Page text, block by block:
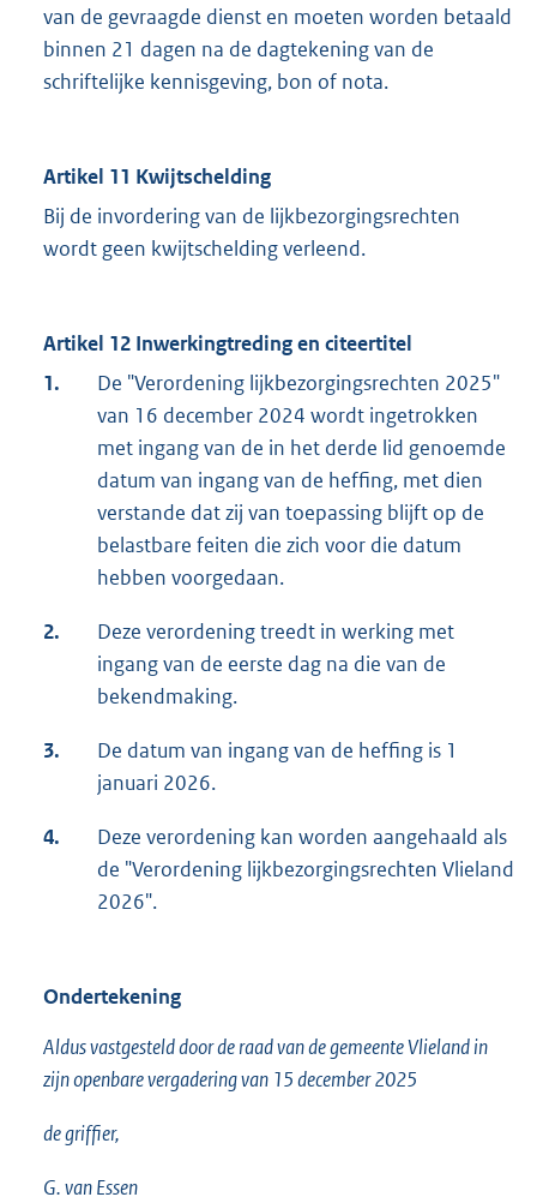
van de gevraagde dienst en moeten worden betaald
binnen 21 dagen na de dagtekening van de
schriftelijke kennisgeving, bon of nota.
Artikel 11 Kwijtschelding
Bij de invordering van de lijkbezorgingsrechten
wordt geen kwijtschelding verleend.
Artikel 12 Inwerkingtreding en citeertitel
1.
De "Verordening lijkbezorgingsrechten 2025"
van 16 december 2024 wordt ingetrokken
met ingang van de in het derde lid genoemde
datum van ingang van de heffing, met dien
verstande dat zij van toepassing blijft op de
belastbare feiten die zich voor die datum
hebben voorgedaan.
2.
Deze verordening treedt in werking met
ingang van de eerste dag na die van de
bekendmaking.
3.
De datum van ingang van de heffing is 1
januari 2026.
4.
Deze verordening kan worden aangehaald als
de "Verordening lijkbezorgingsrechten Vlieland
2026".
Ondertekening
Aldus vastgesteld door de raad van de gemeente Vlieland in
zijn openbare vergadering van 15 december 2025
de griffier,
G. van Essen